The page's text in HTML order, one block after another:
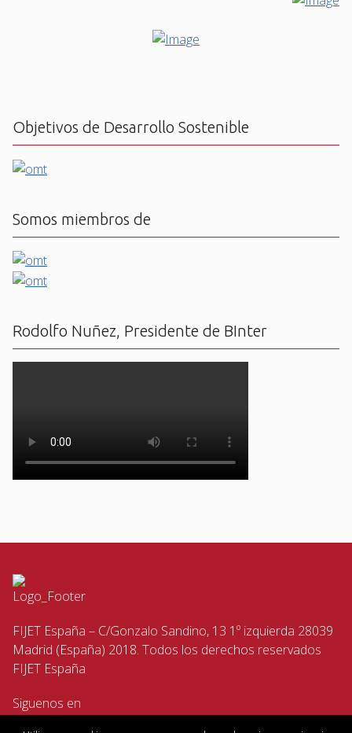
Objetivos de Desarrollo Sostenible
Somos miembros de
Rodolfo Nuñez, Presidente de BInter
FIJET España – C/Gonzalo Sandino, 13 1º izquierda 28039
Madrid (España) 2018. Todos los derechos reservados
FIJET España
Siguenos en